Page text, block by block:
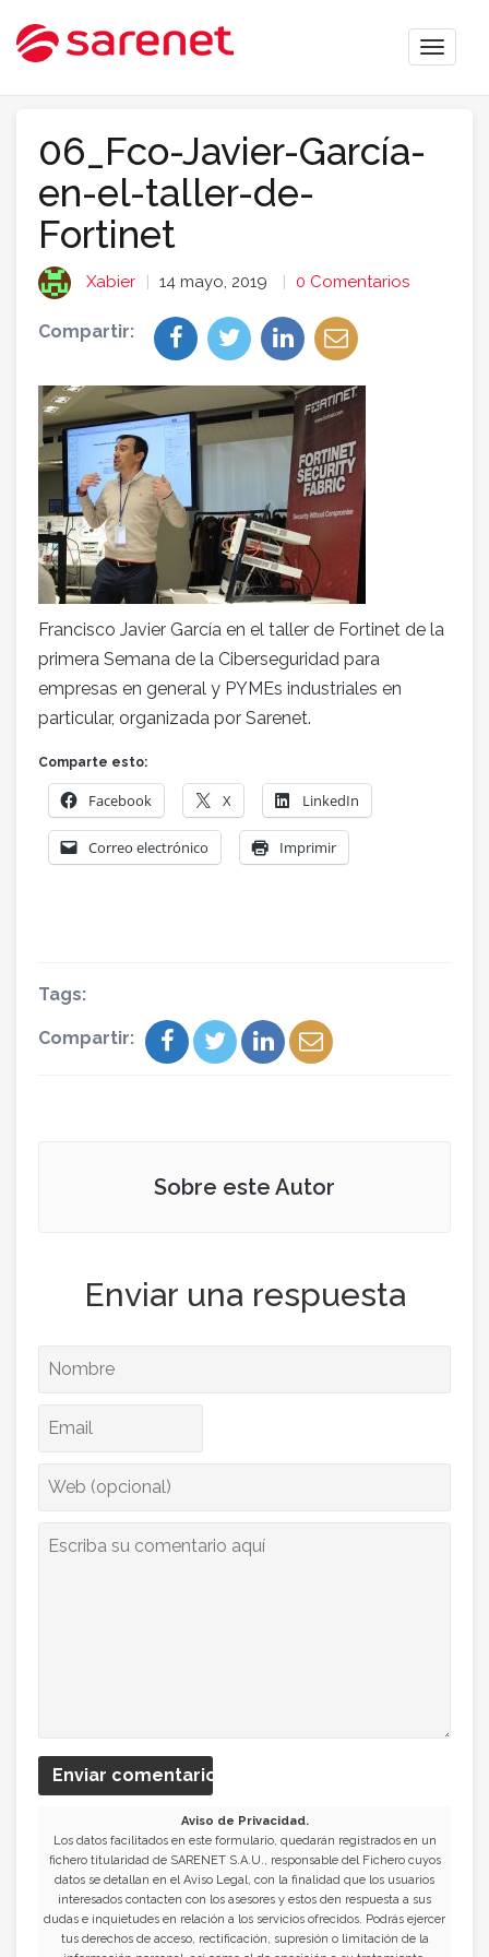
Toggle
06_Fco-Javier-García-
en-el-taller-de-
Fortinet
Xabier 14 mayo, 2019 0 Comentarios
Compartir:
Francisco Javier García en el taller de Fortinet de la
primera Semana de la Ciberseguridad para
empresas en general y PYMEs industriales en
particular, organizada por Sarenet.
Comparte esto:
Facebook X LinkedIn
Correo electrónico Imprimir
Tags:
Compartir:
Sobre este Autor
Enviar una respuesta
Enviar comentario
Aviso de Privacidad.
Los datos facilitados en este formulario, quedarán registrados en un
fichero titularidad de SARENET S.A.U., responsable del Fichero cuyos
datos se detallan en el Aviso Legal, con la finalidad que los usuarios
interesados contacten con los asesores y estos den respuesta a sus
dudas e inquietudes en relación a los servicios ofrecidos. Podrás ejercer
tus derechos de acceso, rectificación, supresión o limitación de la